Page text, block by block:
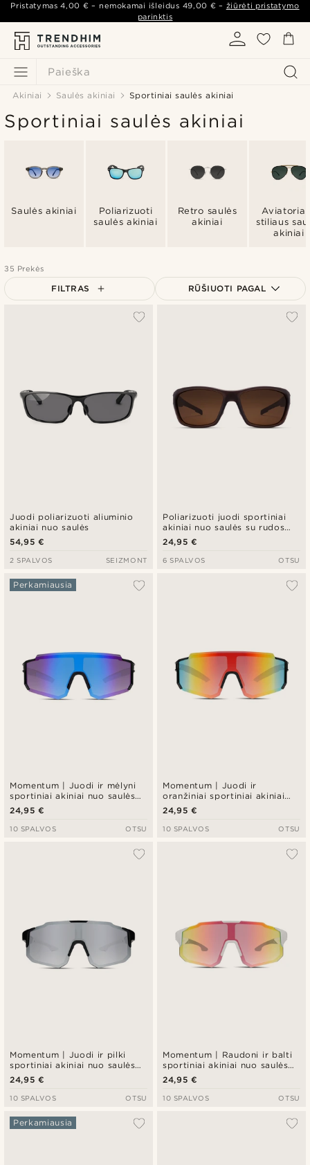
Paieška
Pristatymas4,00 € – nemokamai išleidus 49,00 € – žiūrėti pristatymo
parinktis
Akiniai Saulės akiniai Sportiniai saulės akiniai
Sportiniai saulės akiniai
Saulės akiniai
Poliarizuoti
saulės akiniai
Retro saulės
akiniai
stiliaus
akiniai
35 Prekės
FILTRAS RŪŠIUOTI PAGAL
Juodi poliarizuoti aliuminio
akiniai nuo saulės
54,95 €
2 SPALVOS SEIZMONT
Poliarizuoti juodi sportiniai
akiniai nuo saulės su rudos
spalvos lęšiais
24,95 €
6 SPALVOS OTSU
Momentum | Juodi ir mėlyni
sportiniai akiniai nuo saulės
su užlenktais kraštais
Perkamiausia
24,95 €
10 SPALVOS OTSU
Momentum | Juodi ir
oranžiniai sportiniai akiniai
nuo saulės su užlenktais
kraštais
24,95 €
10 SPALVOS OTSU
Momentum | Juodi ir pilki
sportiniai akiniai nuo saulės
su užlenktais kraštais
24,95 €
10 SPALVOS OTSU
Momentum | Raudoni ir balti
sportiniai akiniai nuo saulės
su užlenktais kraštais
24,95 €
10 SPALVOS OTSU
Perkamiausia